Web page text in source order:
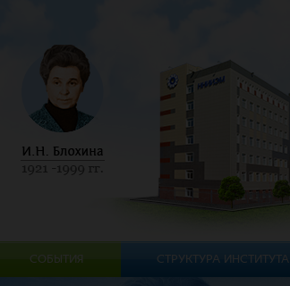
СОБЫТИЯ СТРУКТУРА ИНСТИТУТА